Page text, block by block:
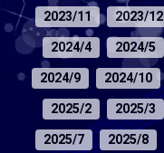
2023/11
2023/12
2024/4
2024/5
2024/9
2024/10
2025/2
2025/3
2025/7
2025/8